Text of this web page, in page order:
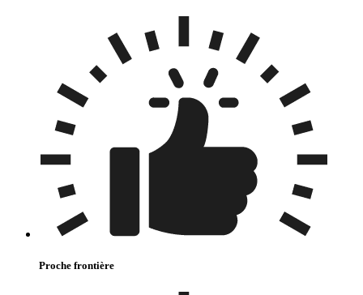
Proche frontière